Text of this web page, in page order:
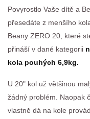
Povyrostlo Vaše dítě a
přesedáte z menšího
Beany ZERO 20, které
přináší v dané kategorii
kola pouhých 6,9kg.
U 20" kol už většinou
žádný problém. Naopak
vlastně dá na kole